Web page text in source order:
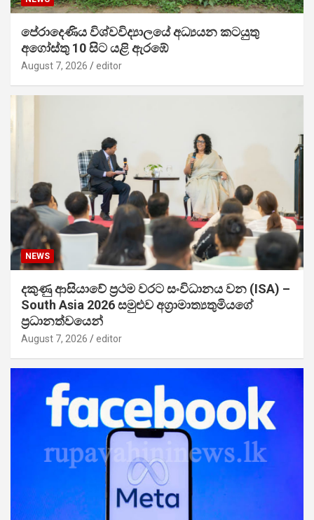
පේරාදෙණිය විශ්වවිද්‍යාලයේ අධ්‍යයන කටයුතු
අගෝස්තු 10 සිට යළි ඇරඹේ
August 7, 2026 editor
NEWS
දකුණු ආසියාවේ ප්‍රථම වරට සංවිධානය වන (ISA) –
South Asia 2026 සමුළුව අග්‍රාමාත්‍යතුමියගේ
ප්‍රධානත්වයෙන්
August 7, 2026 editor